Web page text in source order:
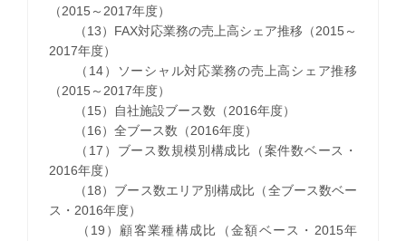
（2015～2017年度）
（13）FAX対応業務の売上高シェア推移（2015～
2017年度）
（14）ソーシャル対応業務の売上高シェア推移
（2015～2017年度）
（15）自社施設ブース数（2016年度）
（16）全ブース数（2016年度）
（17）ブース数規模別構成比（案件数ベース・
2016年度）
（18）ブース数エリア別構成比（全ブース数ベー
ス・2016年度）
（19）顧客業種構成比（金額ベース・2015年